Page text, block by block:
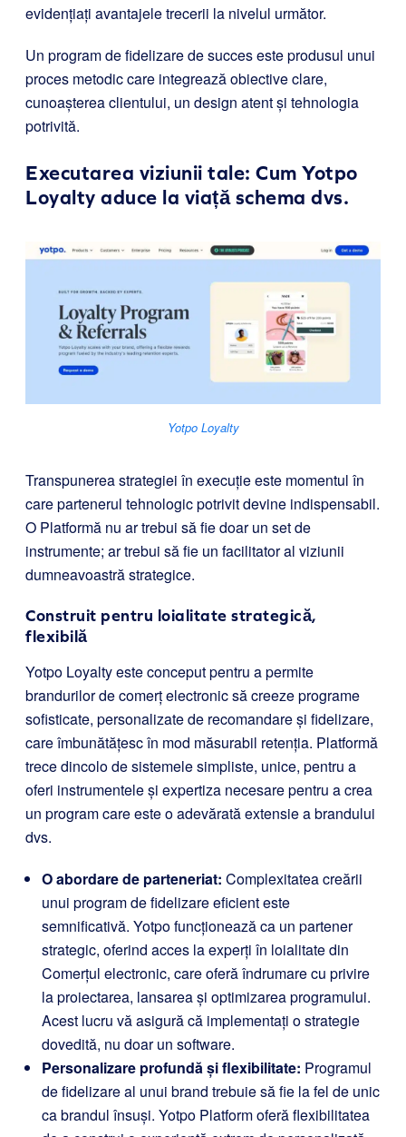
evidențiați avantajele trecerii la nivelul următor.
Un program de fidelizare de succes este produsul unui
proces metodic care integrează obiective clare,
cunoașterea clientului, un design atent și tehnologia
potrivită.
Executarea viziunii tale: Cum Yotpo
Loyalty aduce la viață schema dvs.
Yotpo Loyalty
Transpunerea strategiei în execuție este momentul în
care partenerul tehnologic potrivit devine indispensabil.
O Platformă nu ar trebui să fie doar un set de
instrumente; ar trebui să fie un facilitator al viziunii
dumneavoastră strategice.
Construit pentru loialitate strategică,
flexibilă
Yotpo Loyalty este conceput pentru a permite
brandurilor de comerț electronic să creeze programe
sofisticate, personalizate de recomandare și fidelizare,
care îmbunătățesc în mod măsurabil retenția. Platformă
trece dincolo de sistemele simpliste, unice, pentru a
oferi instrumentele și expertiza necesare pentru a crea
un program care este o adevărată extensie a brandului
dvs.
O abordare de parteneriat: Complexitatea creării
unui program de fidelizare eficient este
semnificativă. Yotpo funcționează ca un partener
strategic, oferind acces la experți în loialitate din
Comerțul electronic, care oferă îndrumare cu privire
la proiectarea, lansarea și optimizarea programului.
Acest lucru vă asigură că implementați o strategie
dovedită, nu doar un software.
Personalizare profundă și flexibilitate: Programul
de fidelizare al unui brand trebuie să fie la fel de unic
ca brandul însuși. Yotpo Platform oferă flexibilitatea